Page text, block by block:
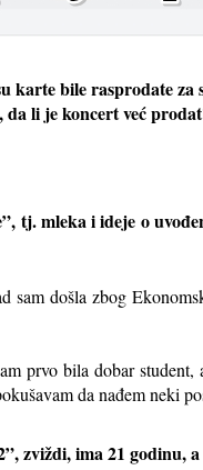
bile rasprodate za
li je koncert već
mleka i ideje o
došla zbog
prvo bila dobar
da nađem neki
zviždi, ima 21 godinu,